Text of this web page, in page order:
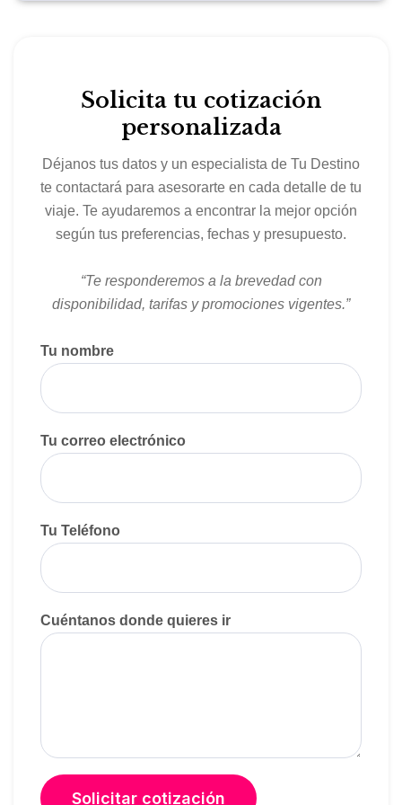
bordo. Además, deleite su apetito con 40 formas
de cenar y beber. Encuentre cócteles helados de barril
en el bar Lime and Coconut® de varios niveles, o
sumérjase
en el bar en la piscina más grande en el mar, Swim &
Tonic.
Solicita tu cotización
personalizada
Déjanos tus datos y un especialista de Tu Destino
te contactará para asesorarte en cada detalle de tu
viaje. Te ayudaremos a encontrar la mejor opción
según tus preferencias, fechas y presupuesto.
“Te responderemos a la brevedad con
disponibilidad, tarifas y promociones vigentes.”
Tu nombre
Tu correo electrónico
Tu Teléfono
Cuéntanos donde quieres ir